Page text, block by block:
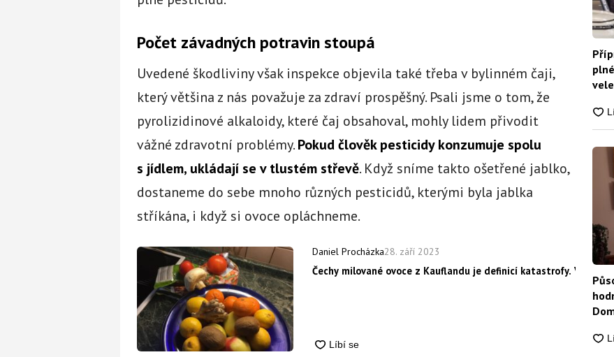
Počet závadných potravin stoupá
Uvedené škodliviny však inspekce objevila také třeba v bylinném čaji,
který většina z nás považuje za zdraví prospěšný. Psali jsme o tom, že
pyrolizidinové alkaloidy, které čaj obsahoval, mohly lidem přivodit
vážné zdravotní problémy.Pokud člověk pesticidy konzumuje spolu
s jídlem, ukládají se v tlustém střevě. Když sníme takto ošetřené jablko,
dostaneme do sebe mnoho různých pesticidů, kterými byla jablka
stříkána, i když si ovoce opláchneme.
Daniel Procházka28. září 2023
Čechy milované ovoce z Kauflandu je definicí katastrofy. Vy jste